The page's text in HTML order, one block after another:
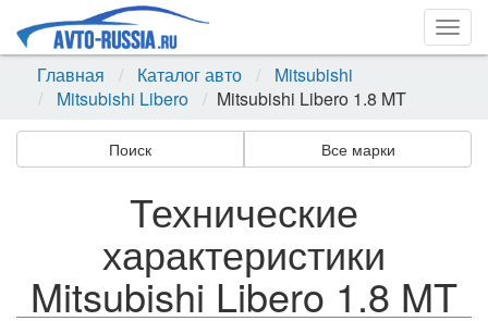
Главная
Каталог авто
Mitsubishi
Mitsubishi Libero
Mitsubishi Libero 1.8 MT
Поиск Все марки
Технические
характеристики
Mitsubishi Libero 1.8 MT